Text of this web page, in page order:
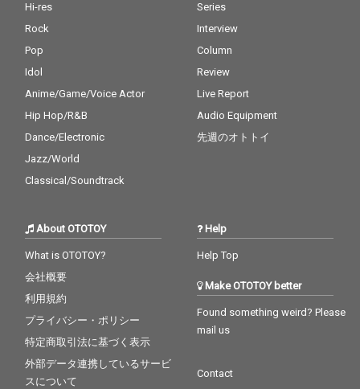
Hi-res
Rock
Pop
Idol
Anime/Game/Voice Actor
Hip Hop/R&B
Dance/Electronic
Jazz/World
Classical/Soundtrack
Series
Interview
Column
Review
Live Report
Audio Equipment
先週のオトトイ
About OTOTOY
What is OTOTOY?
会社概要
利用規約
プライバシー・ポリシー
特定商取引法に基づく表示
外部データ連携しているサービ
スについて
Help
Help Top
Make OTOTOY better
Found something weird? Please
mail us
Contact